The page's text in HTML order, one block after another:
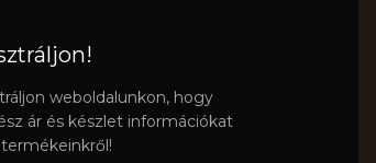
weboldalunkon, hogy
ár és készlet információkat